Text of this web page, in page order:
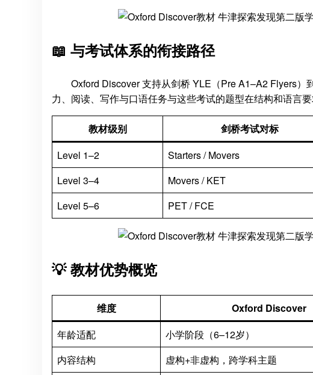
📖 与考试体系的衔接路径
Oxford Discover 支持从剑桥 YLE（Pre A1–A2 Flyers
力、阅读、写作与口语任务与这些考试的题型在结构和语言要
教材级别 剑桥考试对标
Level 1–2
Starters / Movers
Level 3–4
Movers / KET
Level 5–6
PET / FCE
💡 教材优势概览
维度 Oxford Discover
年龄适配
小学阶段（6–12岁）
内容结构
虚构+非虚构，跨学科主题